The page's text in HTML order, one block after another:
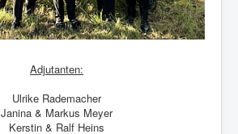
Adjutanten:
Ulrike Rademacher
Janina & Markus Meyer
Kerstin & Ralf Heins